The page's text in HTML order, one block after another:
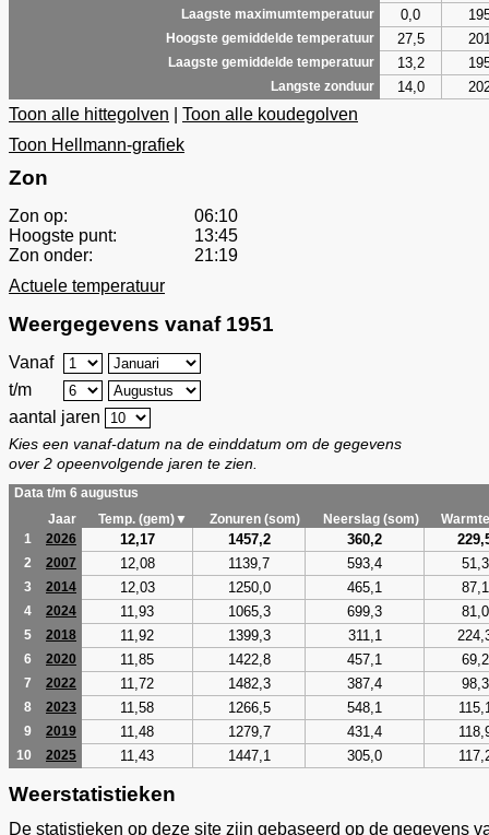
Laagste maximumtemperatuur 0,0
Hoogste gemiddelde temperatuur 27,5
Laagste gemiddelde temperatuur 13,2
Langste zonduur 14,0
Toon alle hittegolven
Toon alle koudegolven
Toon Hellmann-grafiek
Zon
Zon op:
06:10
Hoogste punt:
13:45
Zon onder:
21:19
Actuele temperatuur
Weergegevens vanaf 1951
Vanaf
t/m
aantal jaren
Kies een vanaf-datum na de einddatum om de gegevens
over 2 opeenvolgende jaren te zien.
Data t/m 6 augustus
Jaar
Temp. (gem)▼ Zonuren (som) Neerslag (som)
1
2026 12,17 1457,2 360,2
2 2007 12,08 1139,7 593,4 51,3
3 2014 12,03 1250,0 465,1 87,1
4 2024 11,93 1065,3 699,3 81,0
5 2018 11,92 1399,3 311,1
6 2020 11,85 1422,8 457,1 69,2
7 2022 11,72 1482,3 387,4 98,3
8 2023 11,58 1266,5 548,1
9 2019 11,48 1279,7 431,4
10 2025 11,43 1447,1 305,0
Weerstatistieken
De statistieken op deze site zijn gebaseerd op de gegevens